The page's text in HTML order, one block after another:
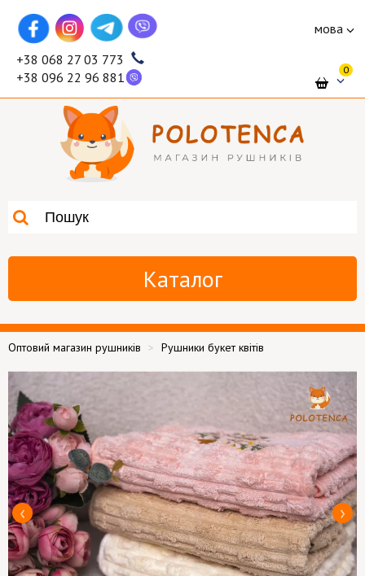
мова
+38 068 27 03 773
+38 096 22 96 881
0
Каталог
Оптовий магазин рушників Рушники букет квітів